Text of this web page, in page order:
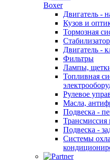
Boxer
Двигатель -
Кузов и
Тормозная
Двигатель -
Фильтры
Лампы,
Топливная
Рулевое
Масла,
Подвеска -
Подвеска -
Системы